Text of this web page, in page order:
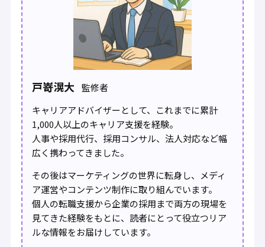
戸嵜滉大
監修者
キャリアアドバイザーとして、これまでに累計
1,000人以上のキャリア支援を経験。
人事や採用代行、採用コンサル、法人対応など幅
広く携わってきました。
その後はマーケティングの世界に転身し、メディ
ア運営やコンテンツ制作に取り組んでいます。
個人の転職支援から企業の採用まで両方の現場を
見てきた経験をもとに、読者にとって役立つリア
ルな情報をお届けしています。